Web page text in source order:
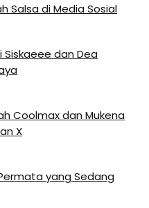
Salsa di Media Sosial
Siskaeee dan Dea
Coolmax dan Mukena
X
yang Sedang